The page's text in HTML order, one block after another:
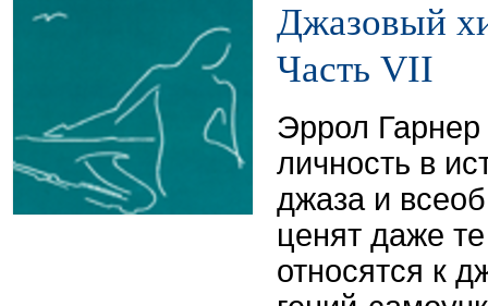
Джазовый
Часть VII
Эррол Гарнер
личность в
джаза и
ценят даже
относятся к